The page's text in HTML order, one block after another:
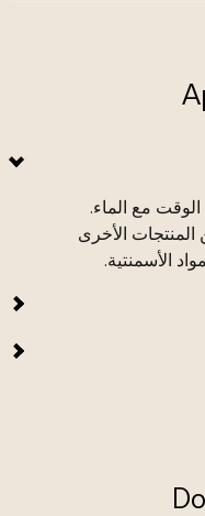
إما في نفس الوقت مع الماء.
مع العديد من المنتجات الأخرى
الأسمنتية.